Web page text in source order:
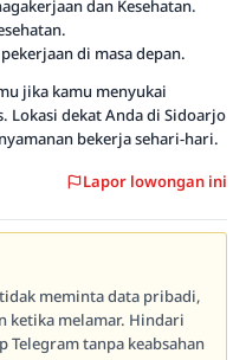
dan Kesehatan.
di masa depan.
jika kamu menyukai
Lokasi dekat Anda di Sidoarjo
bekerja sehari-hari.
Lapor lowongan ini
meminta data pribadi,
ketika melamar. Hindari
Telegram tanpa keabsahan